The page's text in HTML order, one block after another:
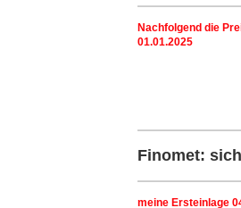
Nachfolgend die
01.01.2025
Finomet:
meine Ersteinlage